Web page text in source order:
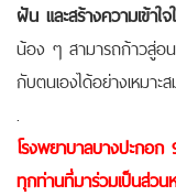
ฝัน และสร้างความเข้าใ
น้อง ๆ สามารถก้าวสู่อน
กับตนเองได้อย่างเหมาะ
.
โรงพยาบาลบางปะกอ
ทุกท่านที่มาร่วมเป็นส่ว